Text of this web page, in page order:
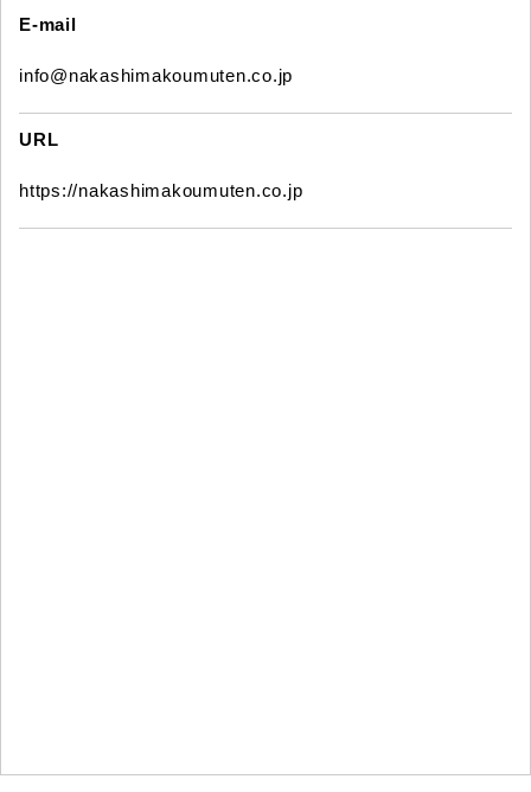
E-mail
info@nakashimakoumuten.co.jp
URL
https://nakashimakoumuten.co.jp